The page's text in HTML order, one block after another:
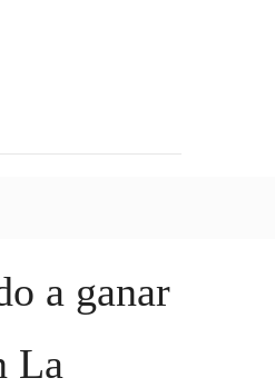
a ganar
La